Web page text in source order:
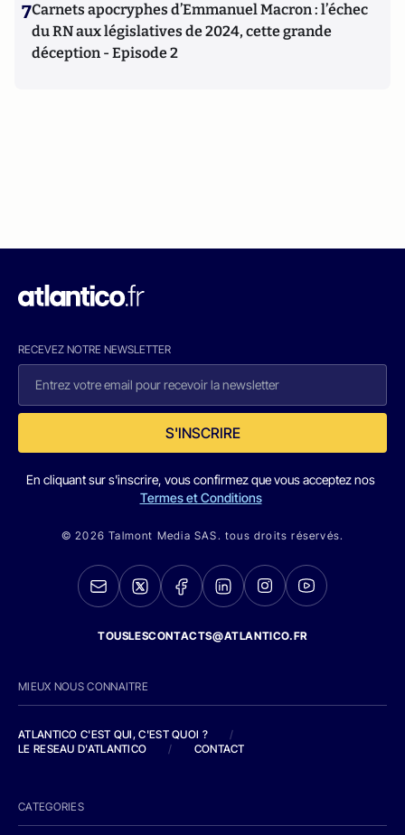
7Carnets apocryphes d’Emmanuel Macron : l’échec
du RN aux législatives de 2024, cette grande
déception - Episode 2
RECEVEZ NOTRE NEWSLETTER
S'INSCRIRE
En cliquant sur s'inscrire, vous confirmez que vous acceptez nos
Termes et Conditions
© 2026 Talmont Media SAS. tous droits réservés.
TOUSLESCONTACTS@ATLANTICO.FR
MIEUX NOUS CONNAITRE
ATLANTICO C'EST QUI, C'EST QUOI ?
/
LE RESEAU D'ATLANTICO
/ CONTACT
CATEGORIES